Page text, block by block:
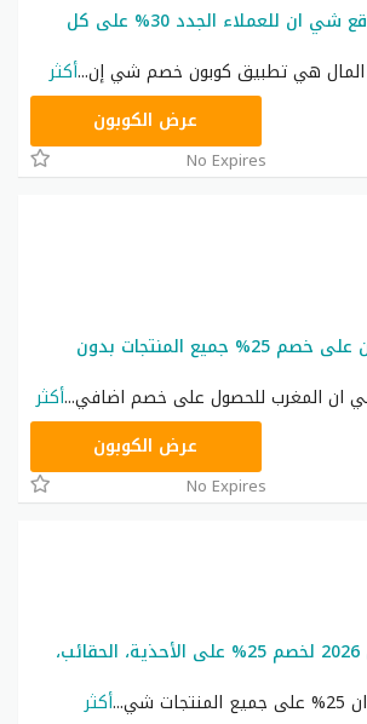
أحدث كود خصم موقع شي ان للعملاء الجدد 30% على كل
المال هي تطبيق كوبون خصم شي إن...أكثر
عرض الكوبون
No Expires
كوبون خصم شي ان على خصم 25% جميع المنتجات بدون
ان المغرب للحصول على خصم اضافي...أكثر
عرض الكوبون
No Expires
رمز ترويجي شي ان 2026 لخصم 25% على الأحذية، الحقائب،
شي
...أكثر